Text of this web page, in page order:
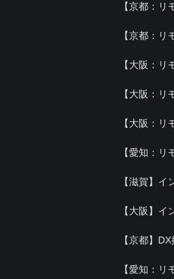
【京都：
【京都：
【大阪：リ
【大阪：
【大阪：リ
【愛知：
【滋賀】
【大阪】
【京都】
【愛知：